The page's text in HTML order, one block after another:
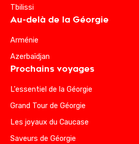
Tbilissi
Au-delà de la Géorgie
Arménie
Azerbaïdjan
Prochains voyages
L'essentiel de la Géorgie
Grand Tour de Géorgie
Les joyaux du Caucase
Saveurs de Géorgie